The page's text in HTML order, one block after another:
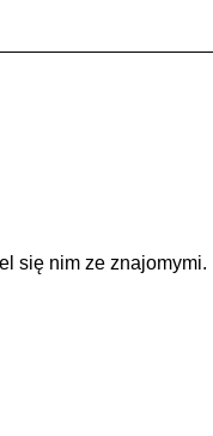
się nim ze znajomymi.